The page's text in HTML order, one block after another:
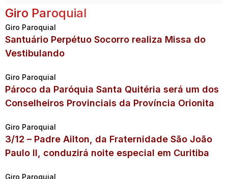
Giro Paroquial
Giro Paroquial
Santuário Perpétuo Socorro realiza Missa do
Vestibulando
Giro Paroquial
Pároco da Paróquia Santa Quitéria será um dos
Conselheiros Provinciais da Província Orionita
Giro Paroquial
3/12 – Padre Ailton, da Fraternidade São João
Paulo II, conduzirá noite especial em Curitiba
Giro Paroquial